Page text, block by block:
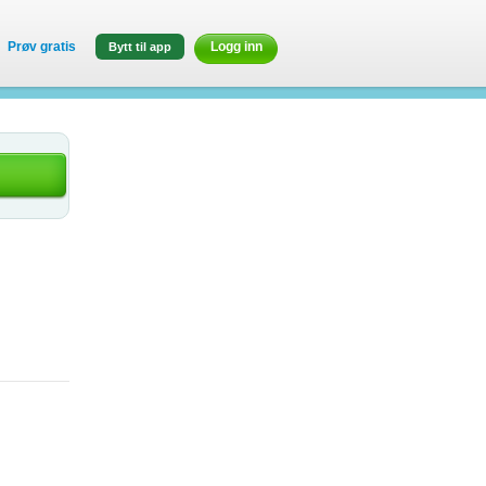
Prøv gratis Bytt til app Logg inn